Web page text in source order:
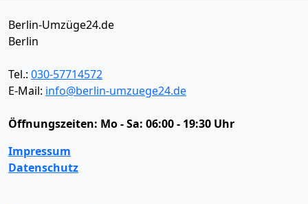
Berlin-Umzüge24.de
Berlin
Tel.: 030-57714572
E-Mail: info@berlin-umzuege24.de
Öffnungszeiten: Mo - Sa: 06:00 - 19:30 Uhr
Impressum
Datenschutz